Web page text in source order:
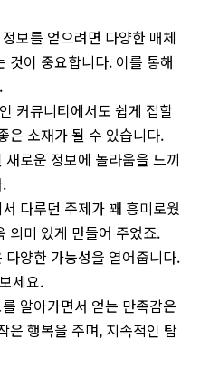
보를 얻으려면 다양한 매체
것이 중요합니다. 이를 통해
커뮤니티에서도 쉽게 접할
은 소재가 될 수 있습니다.
로운 정보에 놀라움을 느끼
다루던 주제가 꽤 흥미로웠
의미 있게 만들어 주었죠.
양한 가능성을 열어줍니다.
세요.
알아가면서 얻는 만족감은
은 행복을 주며, 지속적인 탐